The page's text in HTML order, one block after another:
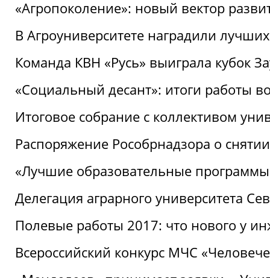
«Агропоколение»: новый вектор
В Агроуниверситете наградили
Команда КВН «Русь» выиграла кубок
«Социальный десант»: итоги работы
Итоговое собрание с коллективом
Распоряжение Рособрнадзора о
«Лучшие образовательные
Делегация аграрного университета
Полевые работы 2017: что нового у
Всероссийский конкурс МЧС